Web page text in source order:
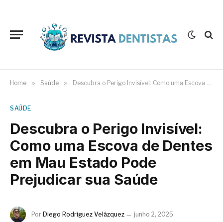
Home » Saúde » Descubra o Perigo Invisível: Como uma Escova de Dentes em Mau Estado Pode Prejudicar sua Saúde
SAÚDE
Descubra o Perigo Invisível:
Como uma Escova de Dentes
em Mau Estado Pode
Prejudicar sua Saúde
Por Diego Rodríguez Velázquez junho 2, 2025